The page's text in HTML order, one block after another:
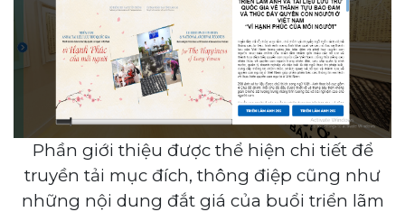
Phần giới thiệu được thể hiện chi tiết để
truyền tải mục đích, thông điệp cũng như
những nội dung đắt giá của buổi triển lãm